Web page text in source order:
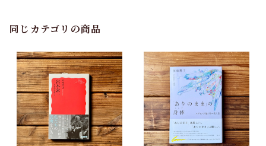
同じカテゴリの商品